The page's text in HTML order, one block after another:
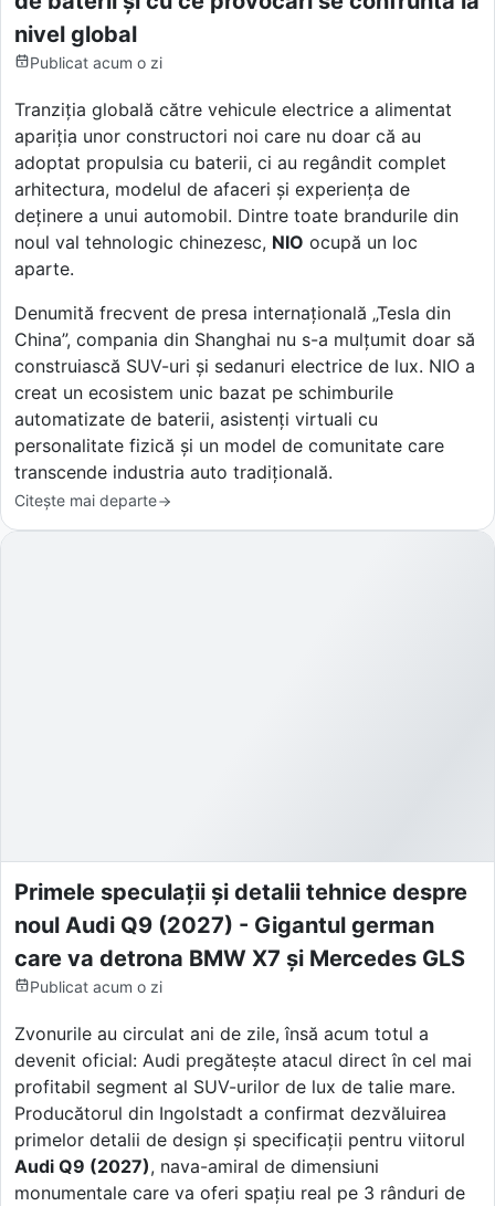
nivel global
Publicat acum o zi
Tranziția globală către vehicule electrice a alimentat
apariția unor constructori noi care nu doar că au
adoptat propulsia cu baterii, ci au regândit complet
arhitectura, modelul de afaceri și experiența de
deținere a unui automobil. Dintre toate brandurile din
noul val tehnologic chinezesc, NIO ocupă un loc
aparte.
Denumită frecvent de presa internațională „Tesla din
China”, compania din Shanghai nu s-a mulțumit doar să
construiască SUV-uri și sedanuri electrice de lux. NIO a
creat un ecosistem unic bazat pe schimburile
automatizate de baterii, asistenți virtuali cu
personalitate fizică și un model de comunitate care
transcende industria auto tradițională.
Citește mai departe
Primele speculații și detalii tehnice despre
noul Audi Q9 (2027) - Gigantul german
care va detrona BMW X7 și Mercedes GLS
Publicat acum o zi
Zvonurile au circulat ani de zile, însă acum totul a
devenit oficial: Audi pregătește atacul direct în cel mai
profitabil segment al SUV-urilor de lux de talie mare.
Producătorul din Ingolstadt a confirmat dezvăluirea
primelor detalii de design și specificații pentru viitorul
Audi Q9 (2027), nava-amiral de dimensiuni
monumentale care va oferi spațiu real pe 3 rânduri de